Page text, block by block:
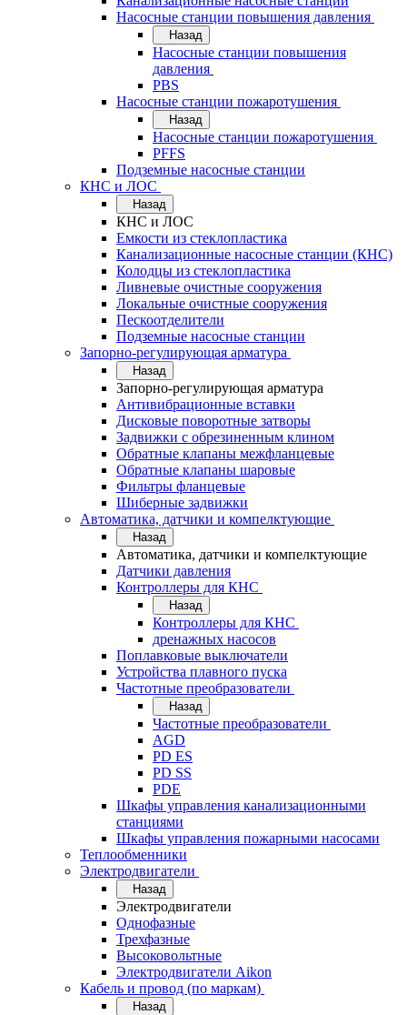
Насосные станции повышения давления
Назад
Насосные станции повышения
давления
PBS
Насосные станции пожаротушения
Назад
Насосные станции пожаротушения
PFFS
Подземные насосные станции
КНС и ЛОС
Назад
КНС и ЛОС
Емкости из стеклопластика
Канализационные насосные станции (КНС)
Колодцы из стеклопластика
Ливневые очистные сооружения
Локальные очистные сооружения
Пескоотделители
Подземные насосные станции
Запорно-регулирующая арматура
Назад
Запорно-регулирующая арматура
Антивибрационные вставки
Дисковые поворотные затворы
Задвижки с обрезиненным клином
Обратные клапаны межфланцевые
Обратные клапаны шаровые
Фильтры фланцевые
Шиберные задвижки
Автоматика, датчики и компелктующие
Назад
Автоматика, датчики и компелктующие
Датчики давления
Контроллеры для КНС
Назад
Контроллеры для КНС
дренажных насосов
Поплавковые выключатели
Устройства плавного пуска
Частотные преобразователи
Назад
Частотные преобразователи
AGD
PD ES
PD SS
PDE
Шкафы управления канализационными
станциями
Шкафы управления пожарными насосами
Теплообменники
Электродвигатели
Назад
Электродвигатели
Однофазные
Трехфазные
Высоковольтные
Электродвигатели Aikon
Кабель и провод (по маркам)
Назад